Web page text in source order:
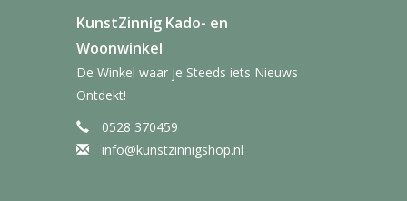
KunstZinnig Kado- en
Woonwinkel
De Winkel waar je Steeds iets Nieuws
Ontdekt!
0528 370459
info@kunstzinnigshop.nl